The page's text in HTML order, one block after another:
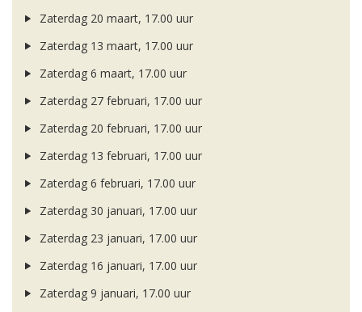
Zaterdag 20 maart, 17.00 uur
Zaterdag 13 maart, 17.00 uur
Zaterdag 6 maart, 17.00 uur
Zaterdag 27 februari, 17.00 uur
Zaterdag 20 februari, 17.00 uur
Zaterdag 13 februari, 17.00 uur
Zaterdag 6 februari, 17.00 uur
Zaterdag 30 januari, 17.00 uur
Zaterdag 23 januari, 17.00 uur
Zaterdag 16 januari, 17.00 uur
Zaterdag 9 januari, 17.00 uur